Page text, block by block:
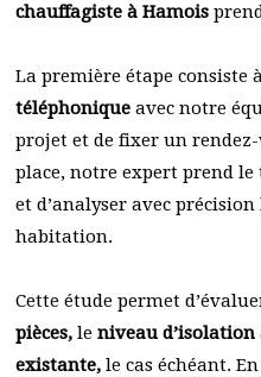
chauffagiste à Hamois
La première étape consiste
téléphonique avec notre
projet et de fixer un
place, notre expert prend le
et d’analyser avec
habitation.
Cette étude permet
pièces, le niveau d’isolation
existante, le cas échéant.